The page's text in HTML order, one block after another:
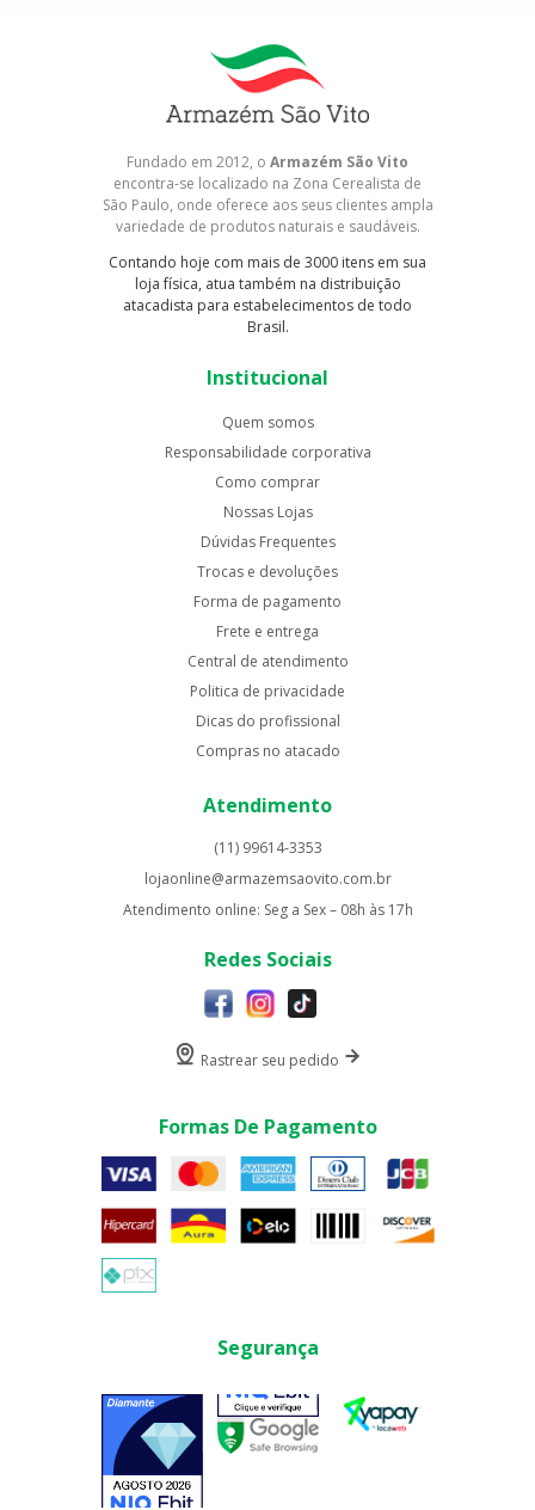
Fundado em 2012, o Armazém São Vito
encontra-se localizado na Zona Cerealista de
São Paulo, onde oferece aos seus clientes ampla
variedade de produtos naturais e saudáveis.
Contando hoje com mais de 3000 itens em sua
loja física, atua também na distribuição
atacadista para estabelecimentos de todo
Brasil.
Institucional
Quem somos
Responsabilidade corporativa
Como comprar
Nossas Lojas
Dúvidas Frequentes
Trocas e devoluções
Forma de pagamento
Frete e entrega
Central de atendimento
Politica de privacidade
Dicas do profissional
Compras no atacado
Atendimento
(11) 99614-3353
lojaonline@armazemsaovito.com.br
Atendimento online: Seg a Sex – 08h às 17h
Redes Sociais
Rastrear seu pedido
Formas De Pagamento
Segurança